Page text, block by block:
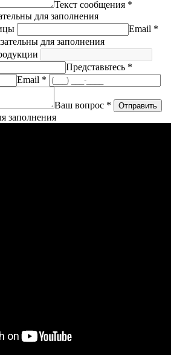
Текст сообщения *
для заполнения
Email *
для заполнения
Представьтесь *
Email *
Ваш вопрос *
заполнения